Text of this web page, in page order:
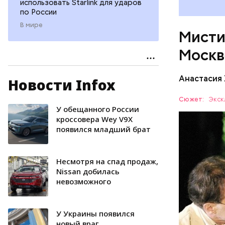
использовать Starlink для ударов
по России
В мире
Новости Infox
У обещанного России
кроссовера Wey V9X
появился младший брат
Несмотря на спад продаж,
Nissan добилась
невозможного
У Украины появился
Сюжет:
Одно из
это
проживал
комнате
1921-го
потому
Именно
жил
МОСКВА